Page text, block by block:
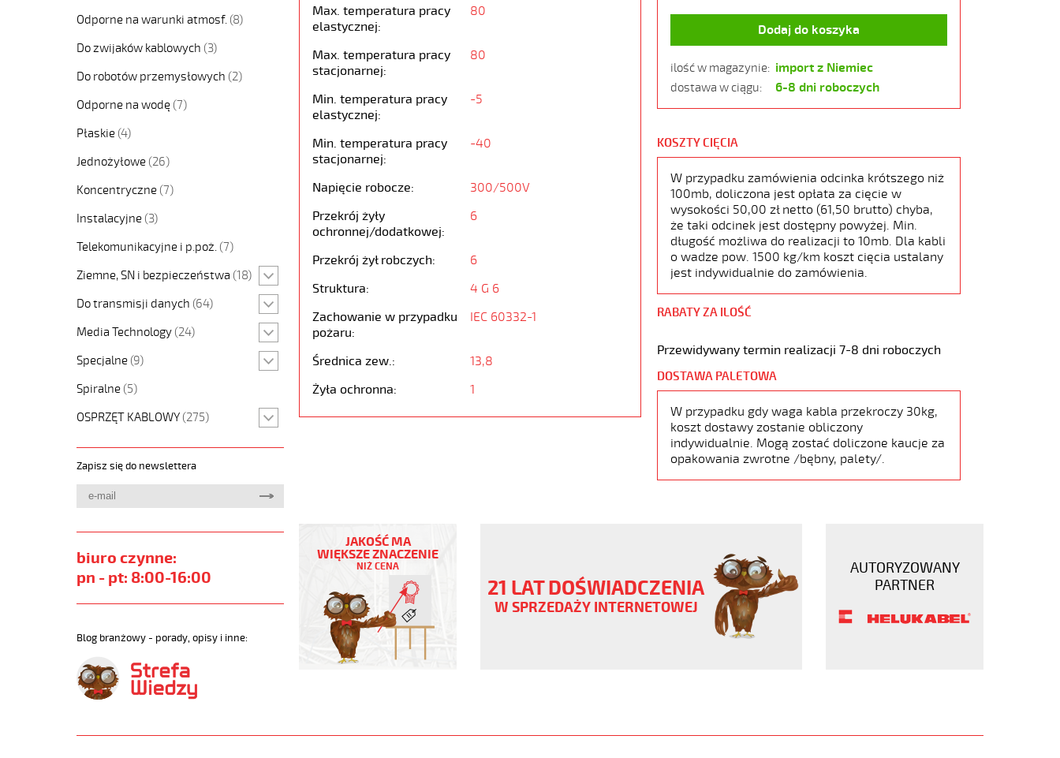
Odporne na warunki atmosf. (8)
Do zwijaków kablowych (3)
Do robotów przemysłowych (2)
Odporne na wodę (7)
Płaskie (4)
Jednożyłowe (26)
Koncentryczne (7)
Instalacyjne (3)
Telekomunikacyjne i p.poż. (7)
Ziemne, SN i bezpieczeństwa (18)
Do transmisji danych (64)
Media Technology (24)
Specjalne (9)
Spiralne (5)
OSPRZĘT KABLOWY (275)
Zapisz się do newslettera
biuro czynne:
pn - pt: 8:00-16:00
Blog branżowy - porady, opisy i inne:
Max. temperatura pracy
elastycznej:
80
Max. temperatura pracy
stacjonarnej:
80
Min. temperatura pracy
elastycznej:
-5
Min. temperatura pracy
stacjonarnej:
-40
Napięcie robocze:
300/500V
Przekrój żyły
ochronnej/dodatkowej:
6
Przekrój żył robczych:
6
Struktura:
4 G 6
Zachowanie w przypadku
pożaru:
IEC 60332-1
Średnica zew.:
13,8
Żyła ochronna:
1
Dodaj do koszyka
ilość w magazynie: import z Niemiec
dostawa w ciągu: 6-8 dni roboczych
KOSZTY CIĘCIA
W przypadku zamówienia odcinka krótszego niż
100mb, doliczona jest opłata za cięcie w
wysokości 50,00 zł netto (61,50 brutto) chyba,
że taki odcinek jest dostępny powyżej. Min.
długość możliwa do realizacji to 10mb. Dla kabli
o wadze pow. 1500 kg/km koszt cięcia ustalany
jest indywidualnie do zamówienia.
RABATY ZA ILOŚĆ
Przewidywany termin realizacji 7-8 dni roboczych
DOSTAWA PALETOWA
W przypadku gdy waga kabla przekroczy 30kg,
koszt dostawy zostanie obliczony
indywidualnie. Mogą zostać doliczone kaucje za
opakowania zwrotne /bębny, palety/.
PURÖ-
Kabel
elastyczny
300/500V
szary,izol.pur
C-
JAKOŚĆ MA
WIĘKSZE ZNACZENIE
NIŻ CENA
21 LAT DOŚWIADCZENIA
W SPRZEDAŻY INTERNETOWEJ
AUTORYZOWANY
PARTNER